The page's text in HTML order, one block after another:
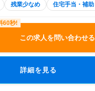
残業少なめ 住宅手当・補助
この求人を問い合わせる
詳細を見る